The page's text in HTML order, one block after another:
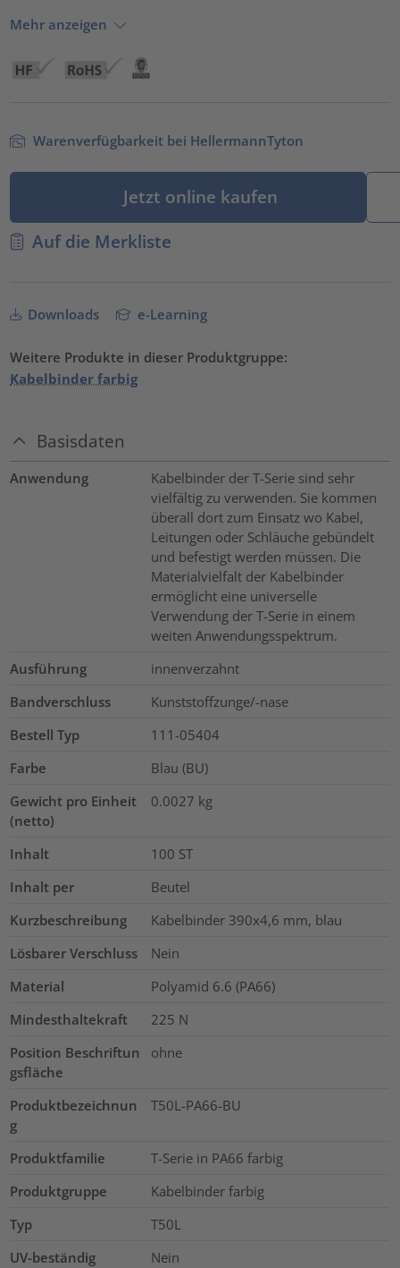
Mehr anzeigen
Warenverfügbarkeit bei HellermannTyton
Jetzt online kaufen
Auf die Merkliste
Downloads e-Learning
Weitere Produkte in dieser Produktgruppe:
Kabelbinder farbig
Basisdaten
Anwendung
Kabelbinder der T-Serie sind sehr
vielfältig zu verwenden. Sie kommen
überall dort zum Einsatz wo Kabel,
Leitungen oder Schläuche gebündelt
und befestigt werden müssen. Die
Materialvielfalt der Kabelbinder
ermöglicht eine universelle
Verwendung der T-Serie in einem
weiten Anwendungsspektrum.
Ausführung
innenverzahnt
Bandverschluss
Kunststoffzunge/-nase
Bestell Typ
111-05404
Farbe
Blau (BU)
Gewicht pro Einheit
(netto)
0.0027 kg
Inhalt 100 ST
Inhalt per
Beutel
Kurzbeschreibung
Kabelbinder 390x4,6 mm, blau
Lösbarer Verschluss
Nein
Material
Polyamid 6.6 (PA66)
Mindesthaltekraft
225 N
Position Beschriftun
gsfläche
ohne
Produktbezeichnun
g
T50L-PA66-BU
Produktfamilie
T-Serie in PA66 farbig
Produktgruppe
Kabelbinder farbig
Typ
T50L
UV-beständig
Nein